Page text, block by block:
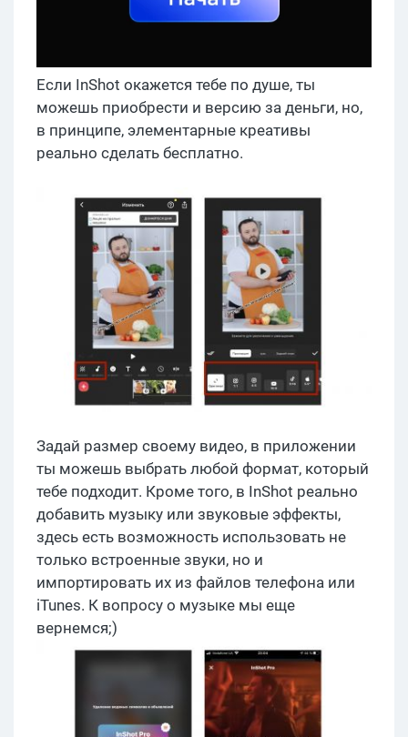
Если InShot окажется тебе по душе, ты
можешь приобрести и версию за деньги, но,
в принципе, элементарные креативы
реально сделать бесплатно.
Задай размер своему видео, в приложении
ты можешь выбрать любой формат, который
тебе подходит. Кроме того, в InShot реально
добавить музыку или звуковые эффекты,
здесь есть возможность использовать не
только встроенные звуки, но и
импортировать их из файлов телефона или
iTunes. К вопросу о музыке мы еще
вернемся;)